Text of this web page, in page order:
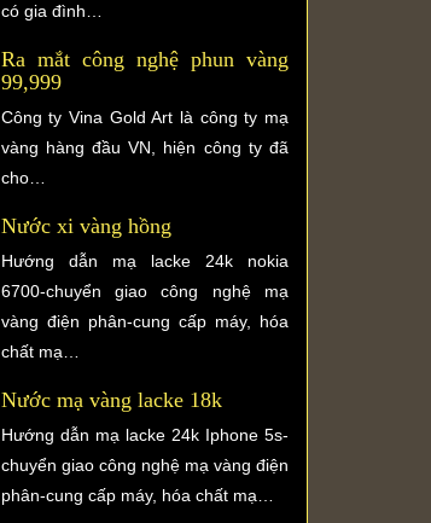
có gia đình…
Ra mắt công nghệ phun vàng
99,999
Công ty Vina Gold Art là công ty mạ
vàng hàng đầu VN, hiện công ty đã
cho…
Nước xi vàng hồng
Hướng dẫn mạ lacke 24k nokia
6700-chuyển giao công nghệ mạ
vàng điện phân-cung cấp máy, hóa
chất mạ…
Nước mạ vàng lacke 18k
Hướng dẫn mạ lacke 24k Iphone 5s-
chuyển giao công nghệ mạ vàng điện
phân-cung cấp máy, hóa chất mạ…